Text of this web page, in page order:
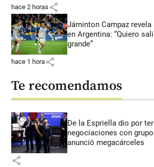
hace 2 horas share
Jáminton Campaz
en Argentina: “Quiero
grande”
hace 1 hora share
Te recomendamos
De la Espriella dio por
negociaciones con
anunció megacárceles
share